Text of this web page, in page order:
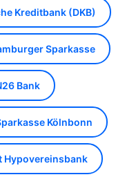
Kreditbank (DKB)
Sparkasse
Bank
Kölnbonn
Hypovereinsbank